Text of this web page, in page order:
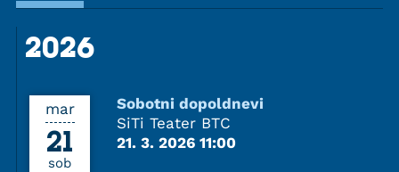
2026
2026
mar
21
sob
Sobotni dopoldnevi
SiTi Teater BTC
21. 3. 2026 11:00